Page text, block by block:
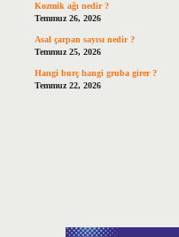
Kozmik ağı nedir ?
Temmuz 26, 2026
Asal çarpan sayısı nedir ?
Temmuz 25, 2026
Hangi burç hangi gruba girer ?
Temmuz 22, 2026